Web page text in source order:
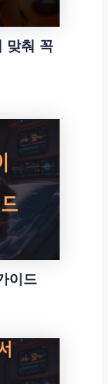
맞춰 꼭
이드